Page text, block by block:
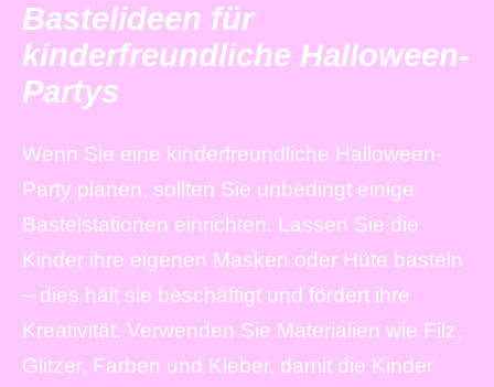
Bastelideen für
kinderfreundliche Halloween-
Partys
Wenn Sie eine kinderfreundliche Halloween-
Party planen, sollten Sie unbedingt einige
Bastelstationen einrichten. Lassen Sie die
Kinder ihre eigenen Masken oder Hüte basteln
– dies hält sie beschäftigt und fördert ihre
Kreativität. Verwenden Sie Materialien wie Filz,
Glitzer, Farben und Kleber, damit die Kinder